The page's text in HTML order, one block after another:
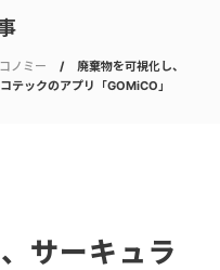
ノミー
廃棄物を可視化し、
テックのアプリ「GOMiCO」
サーキュラ